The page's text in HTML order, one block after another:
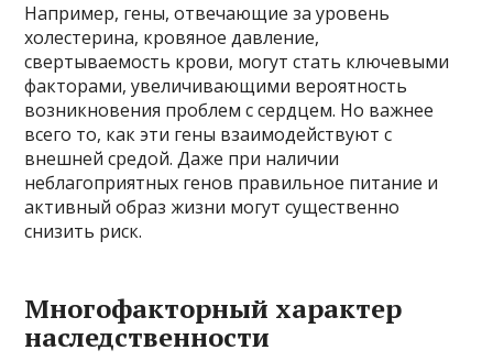
Например, гены, отвечающие за уровень
холестерина, кровяное давление,
свертываемость крови, могут стать ключевыми
факторами, увеличивающими вероятность
возникновения проблем с сердцем. Но важнее
всего то, как эти гены взаимодействуют с
внешней средой. Даже при наличии
неблагоприятных генов правильное питание и
активный образ жизни могут существенно
снизить риск.
Многофакторный характер
наследственности